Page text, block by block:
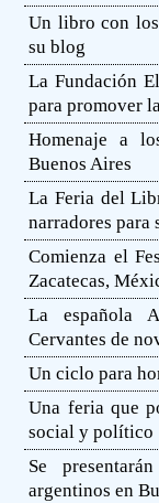
Un libro con los
su blog
La Fundación
para promover
Homenaje a
Buenos Aires
La Feria del
narradores para
Comienza el
Zacatecas,
La española
Cervantes de
Un ciclo para
Una feria que
social y político
Se
argentinos en